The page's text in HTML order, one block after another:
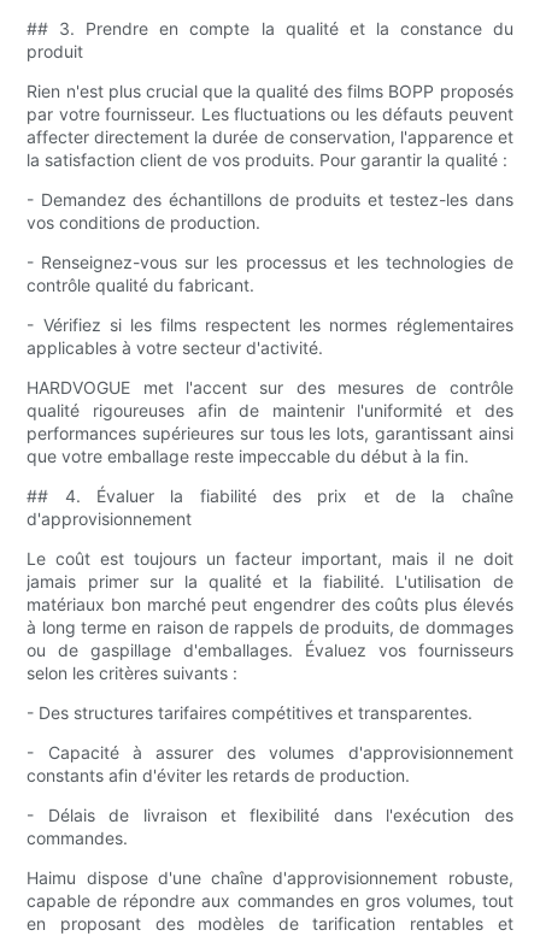
## 3. Prendre en compte la qualité et la constance du
produit
Rien n'est plus crucial que la qualité des films BOPP proposés
par votre fournisseur. Les fluctuations ou les défauts peuvent
affecter directement la durée de conservation, l'apparence et
la satisfaction client de vos produits. Pour garantir la qualité :
- Demandez des échantillons de produits et testez-les dans
vos conditions de production.
- Renseignez-vous sur les processus et les technologies de
contrôle qualité du fabricant.
- Vérifiez si les films respectent les normes réglementaires
applicables à votre secteur d'activité.
HARDVOGUE met l'accent sur des mesures de contrôle
qualité rigoureuses afin de maintenir l'uniformité et des
performances supérieures sur tous les lots, garantissant ainsi
que votre emballage reste impeccable du début à la fin.
## 4. Évaluer la fiabilité des prix et de la chaîne
d'approvisionnement
Le coût est toujours un facteur important, mais il ne doit
jamais primer sur la qualité et la fiabilité. L'utilisation de
matériaux bon marché peut engendrer des coûts plus élevés
à long terme en raison de rappels de produits, de dommages
ou de gaspillage d'emballages. Évaluez vos fournisseurs
selon les critères suivants :
- Des structures tarifaires compétitives et transparentes.
- Capacité à assurer des volumes d'approvisionnement
constants afin d'éviter les retards de production.
- Délais de livraison et flexibilité dans l'exécution des
commandes.
Haimu dispose d'une chaîne d'approvisionnement robuste,
capable de répondre aux commandes en gros volumes, tout
en proposant des modèles de tarification rentables et